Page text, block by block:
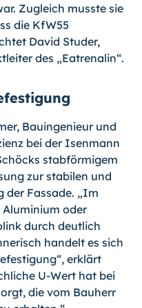
Zugleich musste sie
die KfW55
David Studer,
des „Eatrenalin“.
Bauingenieur und
bei der Isenmann
stabförmigem
zur stabilen und
der Fassade. „Im
oder
durch deutlich
handelt es sich
erklärt
U-Wert hat bei
die vom Bauherr